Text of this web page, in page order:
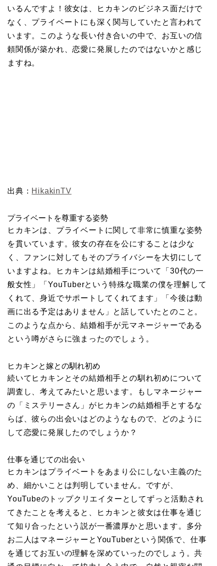
いるんですよ！彼女は、ヒカキンのビジネス面だけで
なく、プライベートにも深く関与していたと言われて
います。このような長い付き合いの中で、お互いの信
頼関係が築かれ、恋愛に発展したのではないかと感じ
ますね。
出典： HikakinTV
プライベートを尊重する姿勢
ヒカキンは、プライベートに関して非常に慎重な姿勢
を貫いています。彼女の存在を公にすることは少な
く、ファンに対してもそのプライバシーを大切にして
いますよね。ヒカキンは結婚相手について「30代の一
般女性」「YouTuberという特殊な職業の僕を理解して
くれて、身近でサポートしてくれてます」「今後は動
画に出る予定はありません」と話していたとのこと。
このような点から、結婚相手が元マネージャーである
という噂がさらに強まったのでしょう。
ヒカキンと嫁との馴れ初め
続いてヒカキンとその結婚相手との馴れ初めについて
調査し、考えてみたいと思います。もしマネージャー
の「ミステリーさん」がヒカキンの結婚相手とするな
らば、彼らの出会いはどのようなもので、どのように
して恋愛に発展したのでしょうか？
仕事を通じての出会い
ヒカキンはプライベートをあまり公にしない主義のた
め、細かいことは判明していません。ですが、
YouTubeのトップクリエイターとしてずっと活動され
てきたことを考えると、ヒカキンと彼女は仕事を通じ
て知り合ったという説が一番濃厚かと思います。多分
お二人はマネージャーとYouTuberという関係で、仕事
を通じてお互いの理解を深めていったのでしょう。共